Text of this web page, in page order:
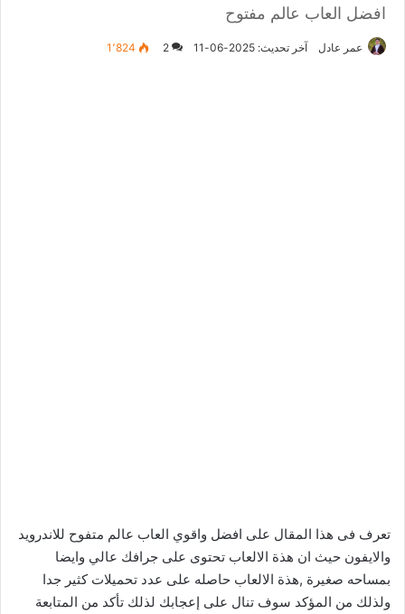
افضل العاب عالم مفتوح
عمر عادل آخر تحديث: 2025-06-11 2 1٬824
تعرف فى هذا المقال على افضل واقوي العاب عالم متفوح للاندرويد
والايفون حيث ان هذة الالعاب تحتوى على جرافك عالي وايضا
بمساحه صغيرة ,هذة الالعاب حاصله على عدد تحميلات كثير جدا
ولذلك من المؤكد سوف تنال على إعجابك لذلك تأكد من المتابعة